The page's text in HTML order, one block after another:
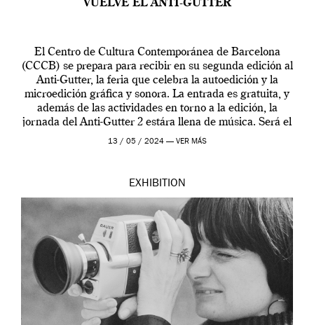
VUELVE EL ANTI-GUTTER
El Centro de Cultura Contemporánea de Barcelona
(CCCB) se prepara para recibir en su segunda edición al
Anti-Gutter, la feria que celebra la autoedición y la
microedición gráfica y sonora. La entrada es gratuita, y
además de las actividades en torno a la edición, la
jornada del Anti-Gutter 2 estára llena de música. Será el
[…]
13 / 05 / 2024 — VER MÁS
EXHIBITION